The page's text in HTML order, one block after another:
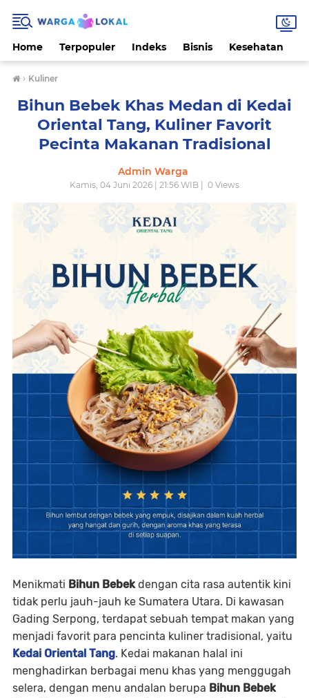
Home Terpopuler Indeks Bisnis Kesehatan
› Kuliner
Bihun Bebek Khas Medan di Kedai
Oriental Tang, Kuliner Favorit
Pecinta Makanan Tradisional
Admin Warga
Kamis, 04 Juni 2026 | 21:56 WIB | 0 Views
Menikmati Bihun Bebekdengan cita rasa autentik kini
tidak perlu jauh-jauh ke Sumatera Utara. Di kawasan
Gading Serpong, terdapat sebuah tempat makan yang
menjadi favorit para pencinta kuliner tradisional, yaitu
Kedai Oriental Tang. Kedai makanan halal ini
menghadirkan berbagai menu khas yang menggugah
selera, dengan menu andalan berupa Bihun Bebek